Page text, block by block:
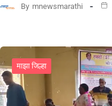
By mnewsmarathi
माझा जिल्हा